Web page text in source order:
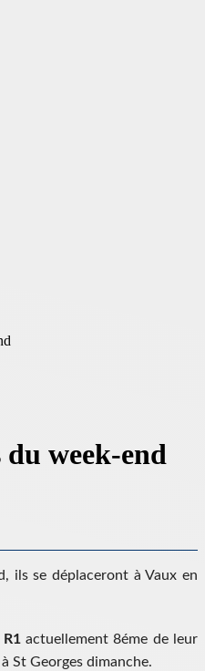
du week-end
ils se déplaceront à Vaux en
R1actuellement 8éme de leur
St Georges dimanche.